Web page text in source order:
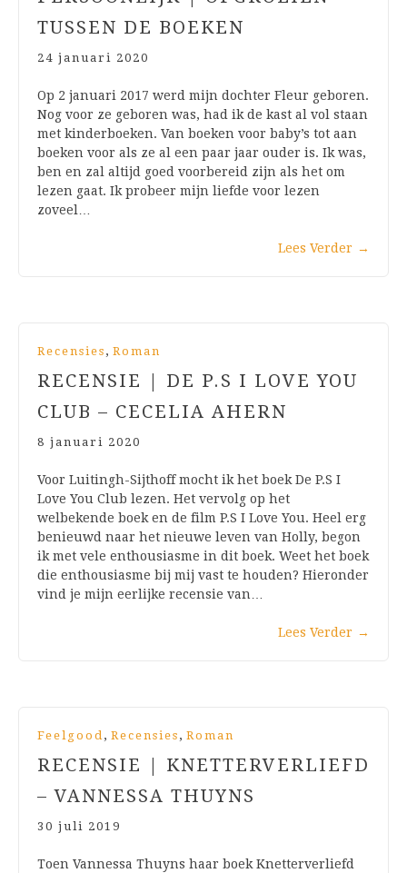
TUSSEN DE BOEKEN
24 januari 2020
Op 2 januari 2017 werd mijn dochter Fleur geboren.
Nog voor ze geboren was, had ik de kast al vol staan
met kinderboeken. Van boeken voor baby’s tot aan
boeken voor als ze al een paar jaar ouder is. Ik was,
ben en zal altijd goed voorbereid zijn als het om
lezen gaat. Ik probeer mijn liefde voor lezen
zoveel…
Lees Verder →
Recensies , Roman
RECENSIE | DE P.S I LOVE YOU
CLUB – CECELIA AHERN
8 januari 2020
Voor Luitingh-Sijthoff mocht ik het boek De P.S I
Love You Club lezen. Het vervolg op het
welbekende boek en de film P.S I Love You. Heel erg
benieuwd naar het nieuwe leven van Holly, begon
ik met vele enthousiasme in dit boek. Weet het boek
die enthousiasme bij mij vast te houden? Hieronder
vind je mijn eerlijke recensie van…
Lees Verder →
Feelgood, Recensies , Roman
RECENSIE | KNETTERVERLIEFD
– VANNESSA THUYNS
30 juli 2019
Toen Vannessa Thuyns haar boek Knetterverliefd